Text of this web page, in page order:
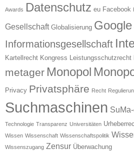
Awards Datenschutz eu Facebook
Gesellschaft Globalisierung Google
Informationsgesellschaft
Kartellrecht Kongress Leistungsschutzrecht
metager Monopol
Privacy Privatsphäre Recht
Suchmaschinen
Technologie Transparenz Universitäten
Wissen Wissenschaft Wissenschaftspolitik
Wissenszugang Zensur Überwachung